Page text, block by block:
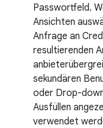
Passwortfeld.
Ansichten
Anfrage an
resultierenden
sekundären
oder Drop-
Ausfüllen
verwendet